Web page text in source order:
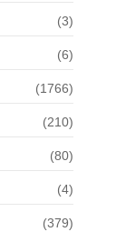
(3)
(6)
(1766)
(210)
(80)
(4)
(379)